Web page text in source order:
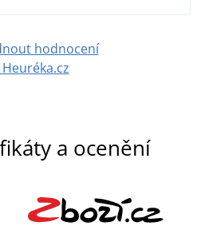
hodnocení
a ocenění